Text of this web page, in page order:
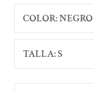
COLOR:NEGRO
TALLA:S